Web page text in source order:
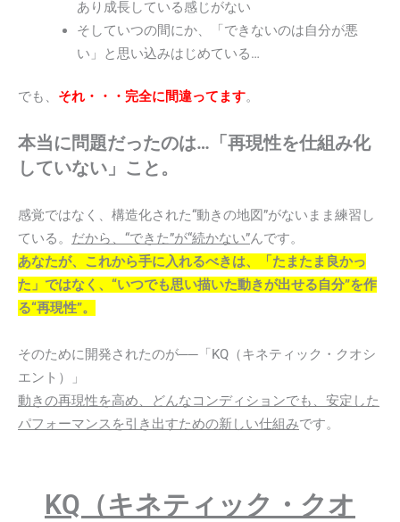
あり成長している感じがない
そしていつの間にか、「できないのは自分が悪
い」と思い込みはじめている…
でも、 それ・・・完全に間違ってます。
本当に問題だったのは…「再現性を仕組み化
していない」こと。
感覚ではなく、構造化された“動きの地図”がないまま練習し
ている。 だから、“できた”が“続かない”んです。
あなたが、これから手に入れるべきは、「たまたま良かっ
た」ではなく、“いつでも思い描いた動きが出せる自分”を作
る“再現性”。
そのために開発されたのが──「KQ（キネティック・クオシ
エント）」
動きの再現性を高め、どんなコンディションでも、安定した
パフォーマンスを引き出すための新しい仕組みです。
KQ（キネティック・クオ